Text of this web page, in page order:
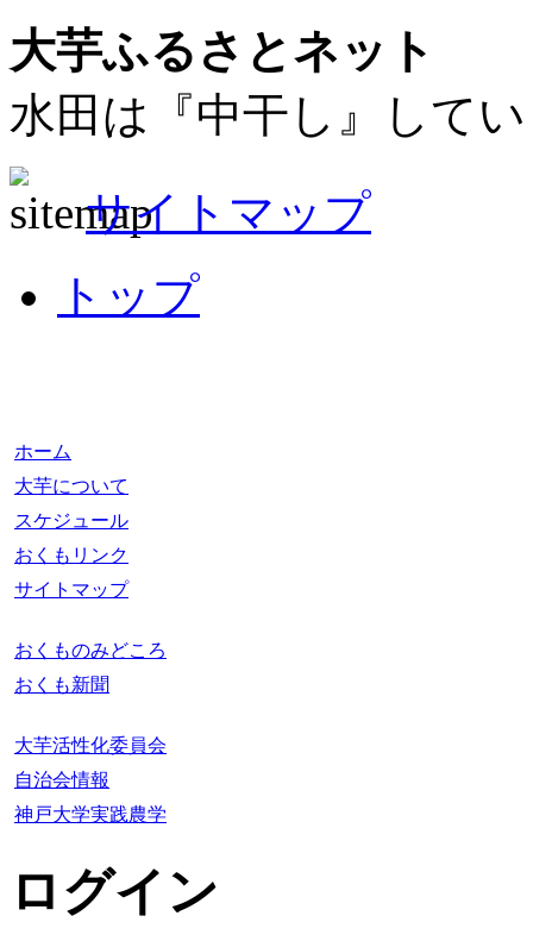
大芋ふるさとネット
水田は『中干し』して
サイトマップ
トップ
ホーム
大芋について
スケジュール
おくもリンク
サイトマップ
おくものみどころ
おくも新聞
大芋活性化委員会
自治会情報
神戸大学実践農学
ログイン